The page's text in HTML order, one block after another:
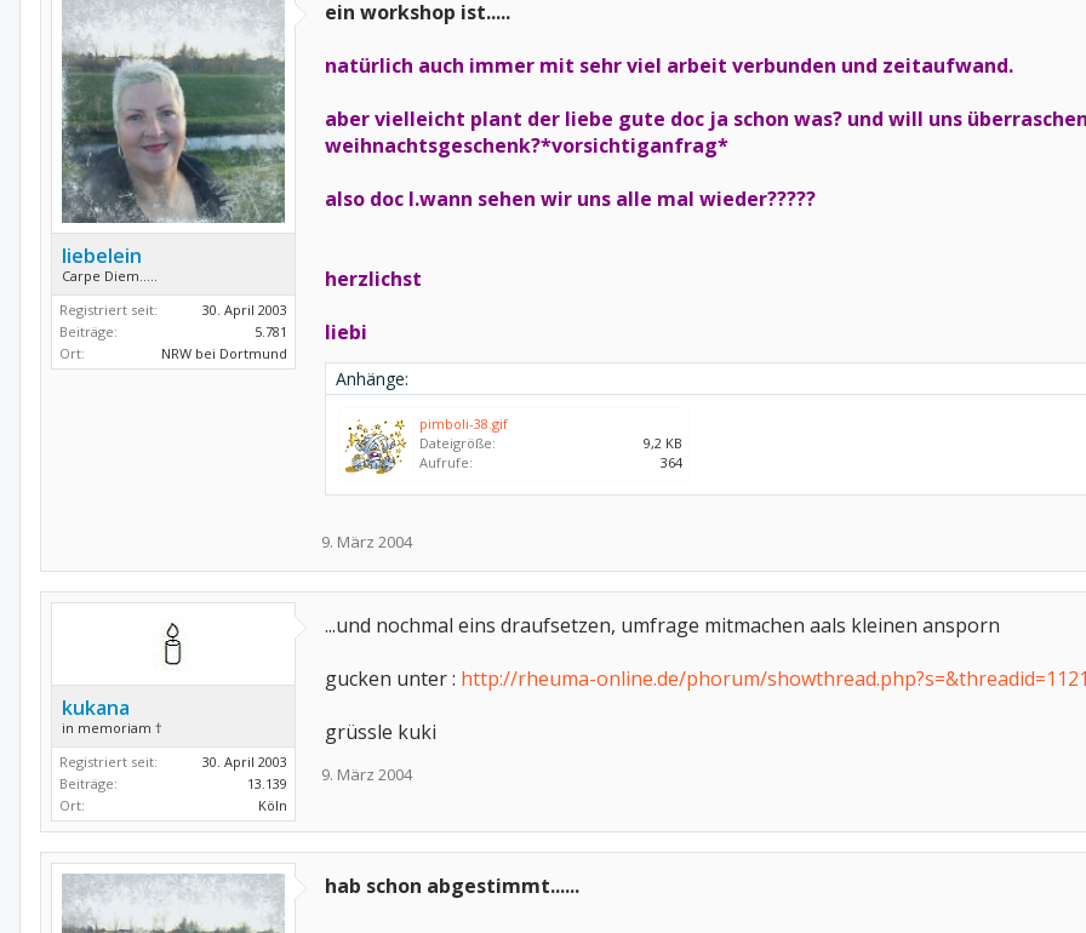
liebelein
Carpe Diem.....
Registriert seit:
30. April 2003
Beiträge:
5.781
Ort:
NRW bei Dortmund
ein workshop ist.....
natürlich auch immer mit sehr viel arbeit verbunden und zeitaufwand.
aber vielleicht plant der liebe gute doc ja schon was? und will uns
weihnachtsgeschenk?*vorsichtiganfrag*
also doc l.wann sehen wir uns alle mal wieder?????
herzlichst
liebi
Anhänge:
pimboli-38.gif
Dateigröße:
9,2 KB
Aufrufe:
364
9. März 2004
kukana
in memoriam †
Registriert seit:
30. April 2003
Beiträge:
13.139
Ort:
Köln
...und nochmal eins draufsetzen, umfrage mitmachen aals kleinen ansporn
gucken unter : http://rheuma-online.de/phorum/
grüssle kuki
9. März 2004
hab schon abgestimmt......